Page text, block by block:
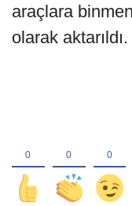
araçlara
olarak aktarıldı.